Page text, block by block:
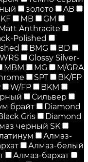
золото
AB
MB
GM
Anthracite
Polished
BMG
BD
WRS
Glossy Silver-
MBM MG
M/GRA
SPT
BK/FP
W/FP
BKM
Сильвер
брайт
Diamond
Gris
Diamond
черный SK
Алмаз-
Алмаз-белый
Алмаз-бархат